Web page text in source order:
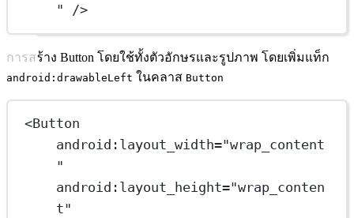
"
/>
การสร้าง Button โดยใช้ทั้งตัวอักษรและรูปภาพ โดยเพิ่มแท็ก
android:drawableLeft ในคลาส Button
<Button
android:layout_width="wrap_content
"
android:layout_height="wrap_conten
t"